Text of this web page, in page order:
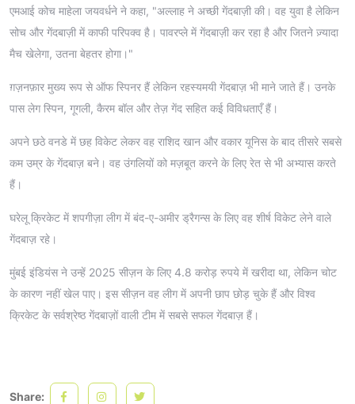
एमआई कोच माहेला जयवर्धने ने कहा, "अल्लाह ने अच्छी गेंदबाज़ी की। वह युवा है लेकिन
सोच और गेंदबाज़ी में काफी परिपक्व है। पावरप्ले में गेंदबाज़ी कर रहा है और जितने ज़्यादा
मैच खेलेगा, उतना बेहतर होगा।"
ग़ज़नफ़ार मुख्य रूप से ऑफ स्पिनर हैं लेकिन रहस्यमयी गेंदबाज़ भी माने जाते हैं। उनके
पास लेग स्पिन, गूगली, कैरम बॉल और तेज़ गेंद सहित कई विविधताएँ हैं।
अपने छठे वनडे में छह विकेट लेकर वह राशिद खान और वकार यूनिस के बाद तीसरे सबसे
कम उम्र के गेंदबाज़ बने। वह उंगलियों को मज़बूत करने के लिए रेत से भी अभ्यास करते
हैं।
घरेलू क्रिकेट में शपगीज़ा लीग में बंद-ए-अमीर ड्रैगन्स के लिए वह शीर्ष विकेट लेने वाले
गेंदबाज़ रहे।
मुंबई इंडियंस ने उन्हें 2025 सीज़न के लिए 4.8 करोड़ रुपये में खरीदा था, लेकिन चोट
के कारण नहीं खेल पाए। इस सीज़न वह लीग में अपनी छाप छोड़ चुके हैं और विश्व
क्रिकेट के सर्वश्रेष्ठ गेंदबाज़ों वाली टीम में सबसे सफल गेंदबाज़ हैं।
Share: